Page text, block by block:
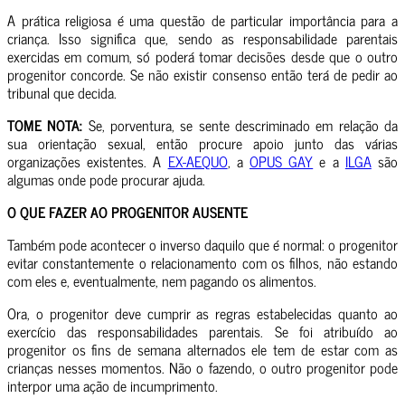
A prática religiosa é uma questão de particular importância para a
criança. Isso significa que, sendo as responsabilidade parentais
exercidas em comum, só poderá tomar decisões desde que o outro
progenitor concorde. Se não existir consenso então terá de pedir ao
tribunal que decida.
TOME NOTA: Se, porventura, se sente descriminado em relação da
sua orientação sexual, então procure apoio junto das várias
organizações existentes. A EX-AEQUO, aOPUS GAY e a ILGAsão
algumas onde pode procurar ajuda.
O QUE FAZER AO PROGENITOR AUSENTE
Também pode acontecer o inverso daquilo que é normal: o progenitor
evitar constantemente o relacionamento com os filhos, não estando
com eles e, eventualmente, nem pagando os alimentos.
Ora, o progenitor deve cumprir as regras estabelecidas quanto ao
exercício das responsabilidades parentais. Se foi atribuído ao
progenitor os fins de semana alternados ele tem de estar com as
crianças nesses momentos. Não o fazendo, o outro progenitor pode
interpor uma ação de incumprimento.